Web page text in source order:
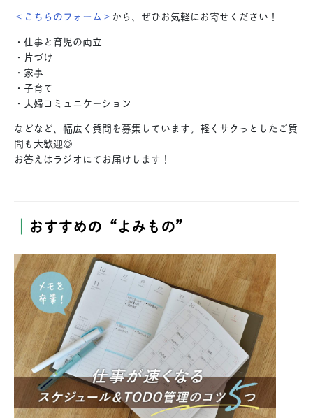
＜こちらのフォーム＞ から、ぜひお気軽にお寄せください！
・仕事と育児の両立
・片づけ
・家事
・子育て
・夫婦コミュニケーション
などなど、幅広く質問を募集しています。軽くサクっとしたご質
問も大歓迎◎
お答えはラジオにてお届けします！
｜ おすすめの“よみもの”